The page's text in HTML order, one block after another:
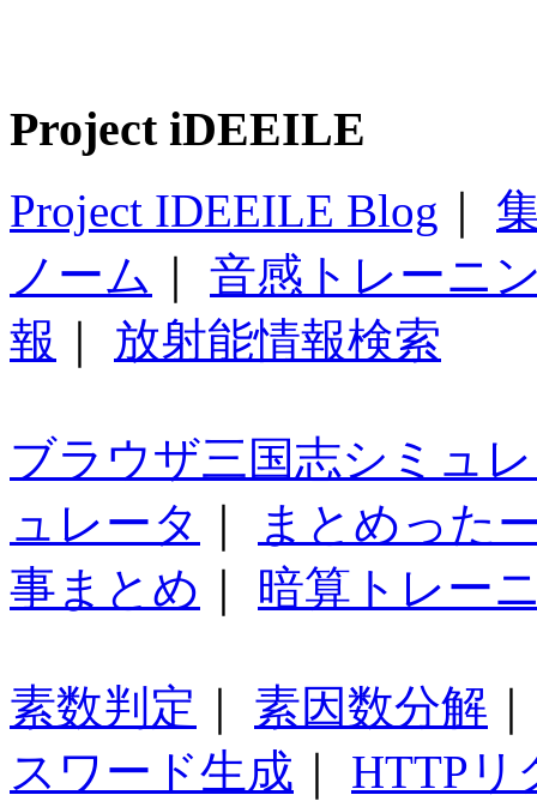
Project iDEEILE
Project IDEEILE Blog
ノーム
音感トレーニ
報
放射能情報検索
ブラウザ三国志シミュ
ュレータ
まとめった
事まとめ
暗算トレー
素数判定 素因数分解
スワード生成
HTTPリ